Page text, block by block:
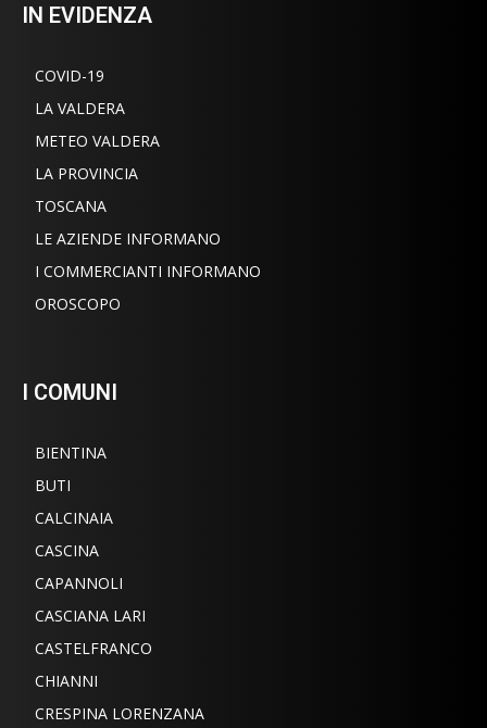
IN EVIDENZA
COVID-19
LA VALDERA
METEO VALDERA
LA PROVINCIA
TOSCANA
LE AZIENDE INFORMANO
I COMMERCIANTI INFORMANO
OROSCOPO
I COMUNI
BIENTINA
BUTI
CALCINAIA
CASCINA
CAPANNOLI
CASCIANA LARI
CASTELFRANCO
CHIANNI
CRESPINA LORENZANA